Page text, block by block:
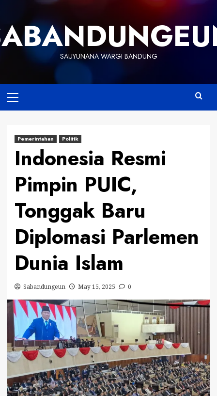
content
SAUYUNANA WARGI BANDUNG
Menu
Pemerintahan Politik
Indonesia Resmi
Pimpin PUIC,
Tonggak Baru
Diplomasi Parlemen
Dunia Islam
Sabandungeun May 15, 2025 0